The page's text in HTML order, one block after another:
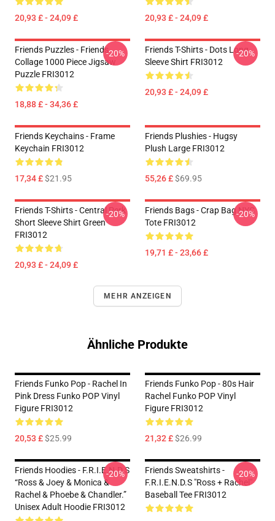
20,93 £ - 24,09 £ 20,93 £ - 24,09 £
Friends Puzzles - Friends
Collage 1000 Piece Jigsaw
Puzzle FRI3012
18,88 £ - 34,36 £
-20%
Friends T-Shirts - Dots Long
Sleeve Shirt FRI3012
20,93 £ - 24,09 £
-20%
Friends Keychains - Frame
Keychain FRI3012
17,34 £$21.95
Friends Plushies - Hugsy
Plush Large FRI3012
55,26 £$69.95
Friends T-Shirts - Central Perk
Short Sleeve Shirt Green
FRI3012
20,93 £ - 24,09 £
-20%
Friends Bags - Crap Bag NYC
Tote FRI3012
19,71 £ - 23,66 £
-20%
MEHR ANZEIGEN
Ähnliche Produkte
Friends Funko Pop - Rachel In
Pink Dress Funko POP Vinyl
Figure FRI3012
20,53 £$25.99
Friends Funko Pop - 80s Hair
Rachel Funko POP Vinyl
Figure FRI3012
21,32 £$26.99
Friends Hoodies - F.R.I.E.N.D.S
“Ross & Joey & Monica &
Rachel & Phoebe & Chandler.”
Unisex Adult Hoodie FRI3012
-20%
Friends Sweatshirts -
F.R.I.E.N.D.S "Ross + Rachel"
Baseball Tee FRI3012
-20%